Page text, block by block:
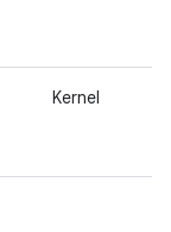
Kernel